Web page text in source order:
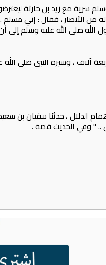
سرية مع زيد بن حارثة
من الأنصار ، فقال‏ :‏ إني مسلم ‏.‏
صلى الله عليه وسلم إلى
آلاف ، وسيره النبي صلى
الدلال ، حدثنا سفيان بن
‏.‏‏. ‏‏"‏ وفي الحديث قصة ‏.‏